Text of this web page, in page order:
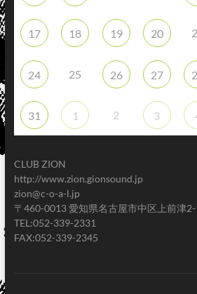
17 18 19 20
24 25 26 27
31 1 2 3
CLUB ZION
http://www.zion.gionsound.jp
zion@c-o-a-l.jp
〒460-0013 愛知県名古屋市中区上前津
TEL:052-339-2331
FAX:052-339-2345